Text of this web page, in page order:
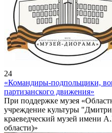
24
«Командиры-подпольщики,
партизанского движения»
При поддержке музея
учреждение культуры
краеведческий музей имени
области)»